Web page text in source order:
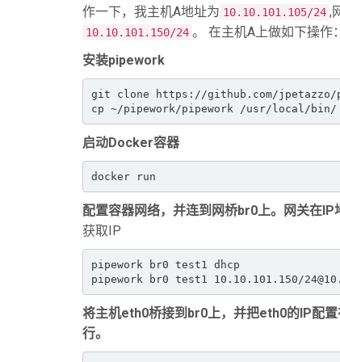
作一下，我主机A地址为 10.10.101.105/24 ,
10.10.101.150/24 。 在主机A上做如下操作：
安装pipework
git clone https://github.com/jpetazzo/
cp ~/pipework/pipework /usr/local/bin/
启动Docker容器
docker run
配置容器网络，并连到网桥br0上。网关在IP
获取IP
pipework br0 test1 dhcp
pipework br0 test1 10.10.101.150/
将主机eth0桥接到br0上，并把eth0的IP配
行。